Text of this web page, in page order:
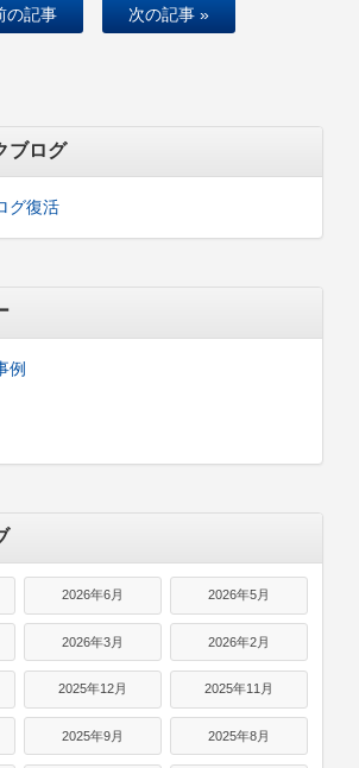
の記事 次の記事 »
ブログ
グ復活
例
2026年6月 2026年5月
2026年3月 2026年2月
2025年12月 2025年11月
2025年9月 2025年8月